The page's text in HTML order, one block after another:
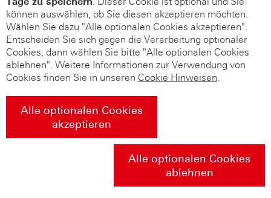
können auswählen, ob Sie diesen akzeptieren möchten.
Wählen Sie dazu "Alle optionalen Cookies akzeptieren".
Entscheiden Sie sich gegen die Verarbeitung optionaler
Cookies, dann wählen Sie bitte "Alle optionalen Cookies
ablehnen". Weitere Informationen zur Verwendung von
Cookies finden Sie in unseren Cookie Hinweisen.
Alle optionalen Cookies
akzeptieren
Alle optionalen Cookies
ablehnen